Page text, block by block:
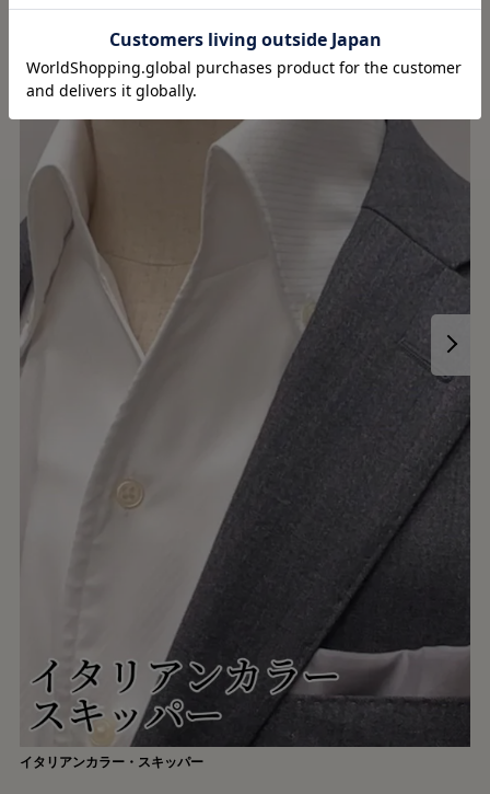
イタリアンカラー・スキッパー